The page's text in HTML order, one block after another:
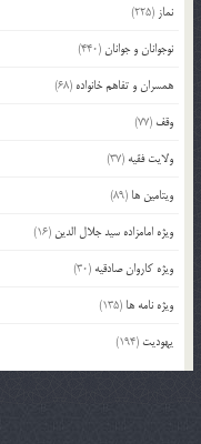
نماز (225)
نوجوانان و جوانان(440)
همسران و تفاهم خانواده (68)
وقف (77)
ولایت فقیه (37)
ویتامین ها (89)
ویژه امامزاده سید جلال الدین (16)
ویژه کاروان صادقیه (30)
ویژه نامه ها (135)
یهودیت (194)